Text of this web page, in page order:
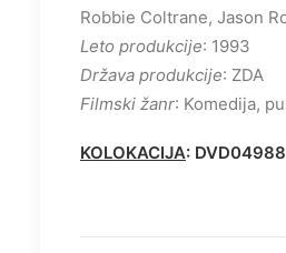
Robbie Coltrane, Jason
Leto produkcije: 1993
Država produkcije: ZDA
Filmski žanr: Komedija,
KOLOKACIJA: DVD04988